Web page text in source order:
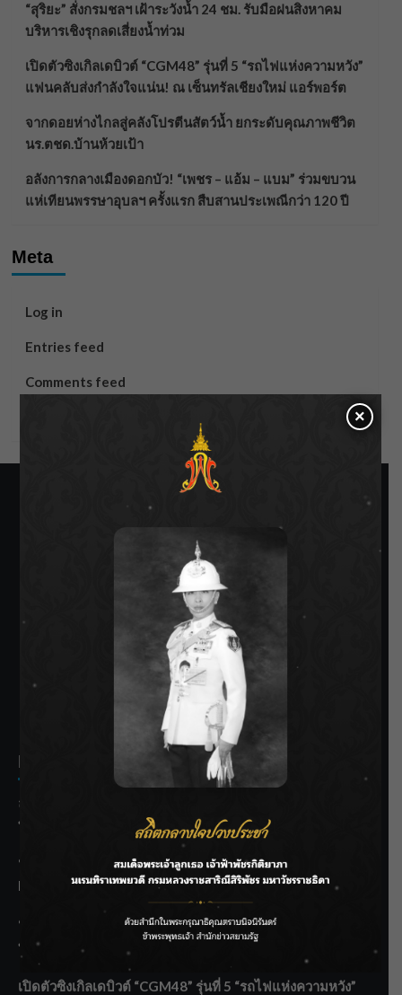
“สุริยะ” สั่งกรมชลฯ เฝ้าระวังน้ำ 24 ชม. รับมือฝนสิงหาคม
บริหารเชิงรุกลดเสี่ยงน้ำท่วม
เปิดตัวซิงเกิลเดบิวต์ “CGM48” รุ่นที่ 5 “รถไฟแห่งความหวัง”
แฟนคลับส่งกำลังใจแน่น! ณ เซ็นทรัลเชียงใหม่ แอร์พอร์ต
จากดอยห่างไกลสู่คลังโปรตีนสัตว์น้ำ ยกระดับคุณภาพชีวิต
นร.ตชด.บ้านห้วยเป้า
อลังการกลางเมืองดอกบัว! “เพชร – แอ้ม – แบม” ร่วมขบวน
แห่เทียนพรรษาอุบลฯ ครั้งแรก สืบสานประเพณีกว่า 120 ปี
Meta
Log in
Entries feed
Comments feed
SIAMRATH VARIETY
THE BEST ENTERTAINMENT
Recent Posts
ลุยไม่หยุด!! กรมชลฯ เร่งเคลียร์ผักตบชวา-ติดตั้งเครื่องสูบน้ำ
ทั่วไทย
“BILLKIN” สร้างความภาคภูมิใจ คว้ารางวัลใหญ่ Weibo
Malaysia พร้อมโชว์สุดประทับใจ
“สุริยะ” สั่งกรมชลฯ เฝ้าระวังน้ำ 24 ชม. รับมือฝนสิงหาคม
บริหารเชิงรุกลดเสี่ยงน้ำท่วม
เปิดตัวซิงเกิลเดบิวต์ “CGM48” รุ่นที่ 5 “รถไฟแห่งความหวัง”
×